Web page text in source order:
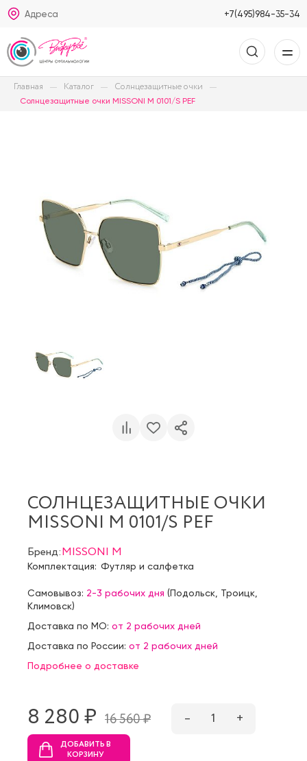
Адреса +7(495)984-35-34
Главная Каталог Солнцезащитные очки
Солнцезащитные очки MISSONI M 0101/S PEF
СОЛНЦЕЗАЩИТНЫЕ ОЧКИ
MISSONI M 0101/S PEF
Бренд:MISSONI M
Комплектация: Футляр и салфетка
Самовывоз: 2-3 рабочих дня (Подольск Троицк
Климовск)
Доставка по МО: от 2 рабочих дней
Доставка по России: от 2 рабочих дней
Подробнее о доставке
8 280 ₷ 16 560 ₷ – 1 +
ДОБАВИТЬ В
КОРЗИНУ